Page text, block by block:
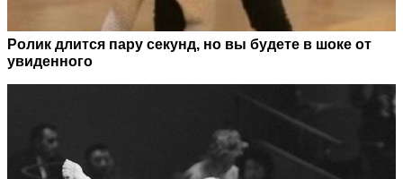
Ролик длится пару секунд, но вы будете в шоке от
увиденного